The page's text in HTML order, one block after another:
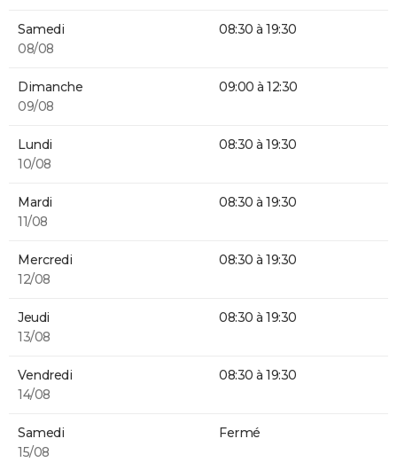
Samedi
08/08
08:30 à 19:30
Dimanche
09/08
09:00 à 12:30
Lundi
10/08
08:30 à 19:30
Mardi
11/08
08:30 à 19:30
Mercredi
12/08
08:30 à 19:30
Jeudi
13/08
08:30 à 19:30
Vendredi
14/08
08:30 à 19:30
Samedi
15/08
Fermé